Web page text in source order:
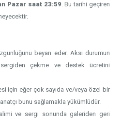
Pazar saat 23:59. Bu tarihi geçiren
beyan eder. Aksi durumun
çekme ve destek ücretini
için eğer çok sayıda ve/veya özel bir
bunu sağlamakla yükümlüdür.
ve sergi sonunda galeriden geri